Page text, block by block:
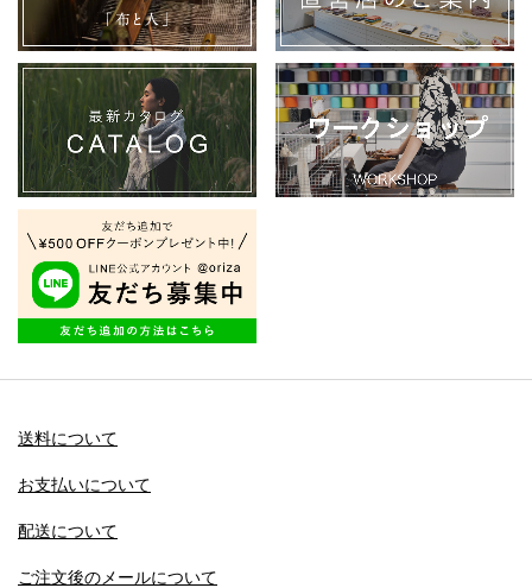
送料について
お支払いについて
配送について
ご注文後のメールについて